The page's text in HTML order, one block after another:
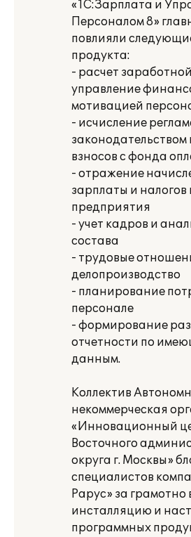
«1С:Зарплата и
Персоналом 8»
повлияли
продукта:
- расчет
управление
мотивацией
- исчисление
законодательством
взносов с фонда
- отражение
зарплаты и налогов
предприятия
- учет кадров и
состава
- трудовые
делопроизводство
- планирование
персонале
- формирование
отчетности по
данным.
Коллектив
некоммерческая
«Инновационный
Восточного
округа г. Москвы»
специалистов
Рарус» за
инсталляцию и
программных